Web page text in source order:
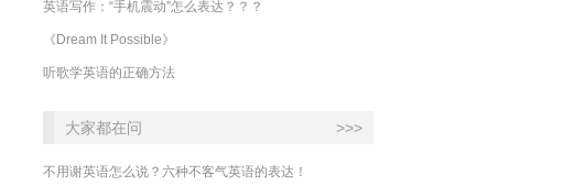
英语写作：“手机震动”怎么表达？？？
《Dream It Possible》
听歌学英语的正确方法
大家都在问 >>>
不用谢英语怎么说？六种不客气英语的表达！